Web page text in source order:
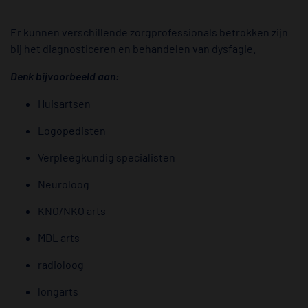
Er kunnen verschillende zorgprofessionals betrokken zijn
bij het diagnosticeren en behandelen van dysfagie.
Denk bijvoorbeeld aan:
Huisartsen
Logopedisten
Verpleegkundig specialisten
Neuroloog
KNO/NKO arts
MDL arts
radioloog
longarts